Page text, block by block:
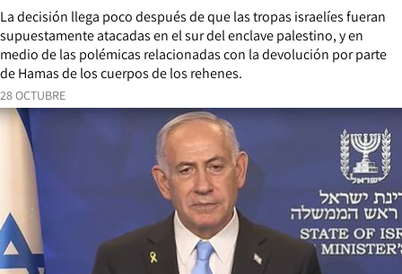
28 OCTUBRE
La decisión llega poco después de que las tropas israelíes fueran
supuestamente atacadas en el sur del enclave palestino, y en
medio de las polémicas relacionadas con la devolución por parte
de Hamas de los cuerpos de los rehenes.